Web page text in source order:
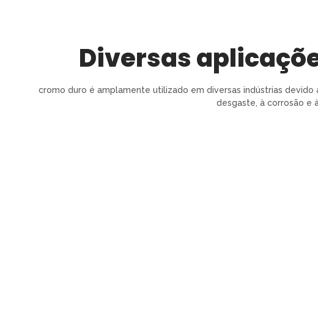
Diversas
cromo duro é amplamente utilizado em diversas indústrias devido
desgaste, à corrosão e